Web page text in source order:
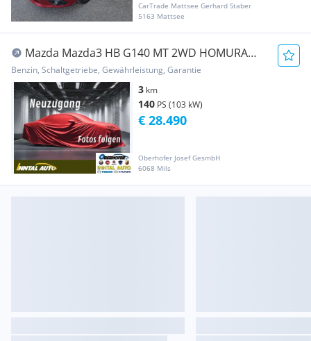
CarTrade Mattsee Gerhard Staber
5163 Mattsee
Mazda Mazda3 HB G140 MT 2WD HOMURA
2026
Benzin, Schaltgetriebe, Gewährleistung, Garantie
3 km
140 PS (103 kW)
Oberhofer Josef GesmbH
6068 Mils
€ 28.490